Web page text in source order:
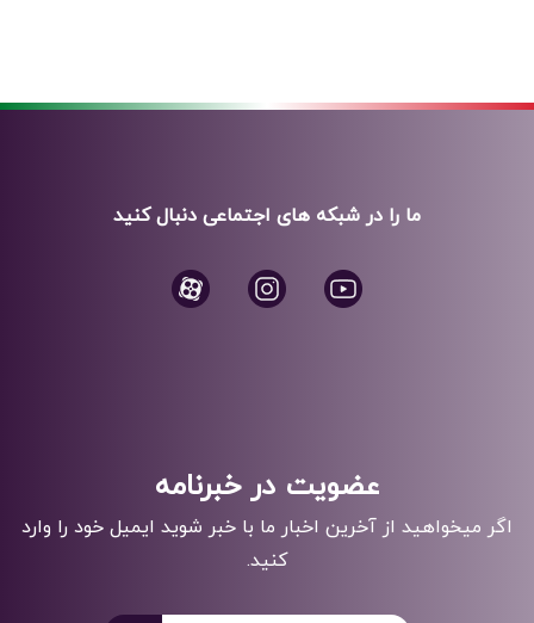
ما را در شبکه های اجتماعی دنبال کنید
عضویت در خبرنامه
اگر میخواهید از آخرین اخبار ما با خبر شوید ایمیل خود را وارد
کنید.